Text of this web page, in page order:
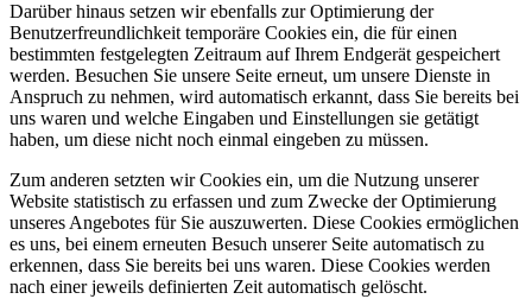
Darüber hinaus setzen wir ebenfalls zur Optimierung der
Benutzerfreundlichkeit temporäre Cookies ein, die für einen
bestimmten festgelegten Zeitraum auf Ihrem Endgerät gespeichert
werden. Besuchen Sie unsere Seite erneut, um unsere Dienste in
Anspruch zu nehmen, wird automatisch erkannt, dass Sie bereits bei
uns waren und welche Eingaben und Einstellungen sie getätigt
haben, um diese nicht noch einmal eingeben zu müssen.
Zum anderen setzten wir Cookies ein, um die Nutzung unserer
Website statistisch zu erfassen und zum Zwecke der Optimierung
unseres Angebotes für Sie auszuwerten. Diese Cookies ermöglichen
es uns, bei einem erneuten Besuch unserer Seite automatisch zu
erkennen, dass Sie bereits bei uns waren. Diese Cookies werden
nach einer jeweils definierten Zeit automatisch gelöscht.